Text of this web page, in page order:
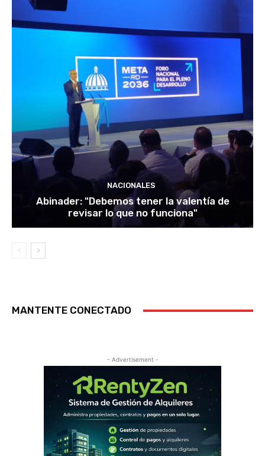
NACIONALES
Abinader: "Debemos tener la valentía de
revisar lo que no funciona"
MANTENTE CONECTADO
- Advertisement -